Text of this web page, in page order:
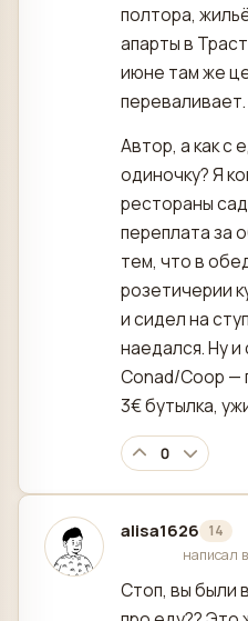
полтора,
апарты в
июне там же
переваливает.
Автор, а как с
одиночку? Я
рестораны
переплата за
тем, что в
розетичерии
и сидел на
наедался. Ну
Conad/Coop —
3€ бутылка,
0
alisa1626 14
написал в
Стоп, вы были